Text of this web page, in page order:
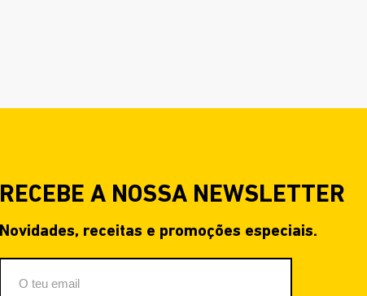
RECEBE A NOSSA NEWSLETTER
Novidades, receitas e promoções especiais.